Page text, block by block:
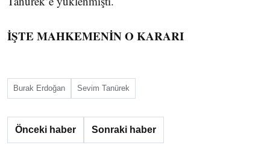
İŞTE MAHKEMENİN O KARARI
Burak Erdoğan Sevim Tanürek
Önceki haber Sonraki haber